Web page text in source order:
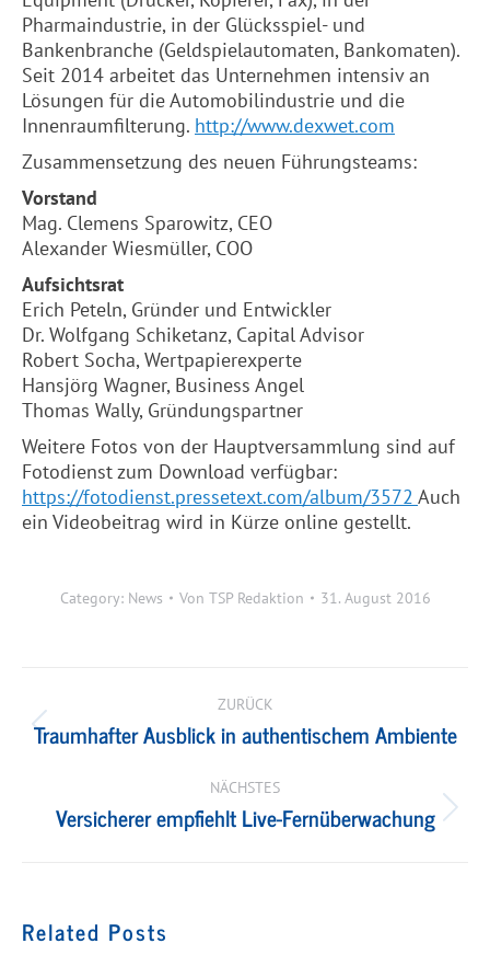
Pharmaindustrie, in der Glücksspiel- und
Bankenbranche (Geldspielautomaten, Bankomaten).
Seit 2014 arbeitet das Unternehmen intensiv an
Lösungen für die Automobilindustrie und die
Innenraumfilterung. http://www.dexwet.com
Zusammensetzung des neuen Führungsteams:
Vorstand
Mag. Clemens Sparowitz, CEO
Alexander Wiesmüller, COO
Aufsichtsrat
Erich Peteln, Gründer und Entwickler
Dr. Wolfgang Schiketanz, Capital Advisor
Robert Socha, Wertpapierexperte
Hansjörg Wagner, Business Angel
Thomas Wally, Gründungspartner
Weitere Fotos von der Hauptversammlung sind auf
Fotodienst zum Download verfügbar:
https://fotodienst.pressetext.com/album/3572 Auch
ein Videobeitrag wird in Kürze online gestellt.
Category: News Von TSP Redaktion 31. August 2016
ZURÜCK
Vorheriger
Traumhafter Ausblick in authentischem Ambiente
NÄCHSTES
Nächster
Versicherer empfiehlt Live-Fernüberwachung
Related Posts